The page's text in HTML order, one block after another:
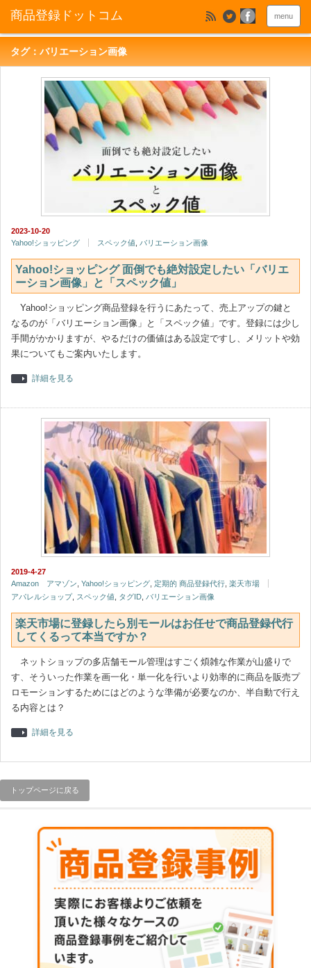
menu
タグ：バリエーション画像
2023-10-20
Yahoo!ショッピング
スペック値 バリエーション画像
Yahoo!ショッピング 面倒でも絶対設定したい「バリエ
ーション画像」と「スペック値」
Yahoo!ショッピング商品登録を行うにあたって、売上アップの鍵と
なるのが「バリエーション画像」と「スペック値」です。登録には少し
手間がかかりますが、やるだけの価値はある設定ですし、メリットや効
果についてもご案内いたします。
詳細を見る
2019-4-27
Amazon アマゾン Yahoo!ショッピング 定期的 商品登録代行 楽天市場
アパレルショップ, スペック値 タグID バリエーション画像
楽天市場に登録したら別モールはお任せで商品登録代行
してくるって本当ですか？
ネットショップの多店舗モール管理はすごく煩雑な作業が山盛りで
す、そういった作業を画一化・単一化を行いより効率的に商品を販売プ
ロモーションするためにはどのような準備が必要なのか、半自動で行え
る内容とは？
詳細を見る
トップページに戻る